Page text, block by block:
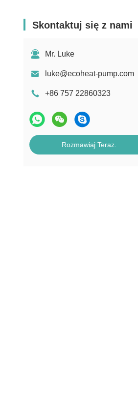
Skontaktuj się z nami
Mr. Luke
luke@ecoheat-pump.com
+86 757 22860323
Rozmawiaj Teraz.